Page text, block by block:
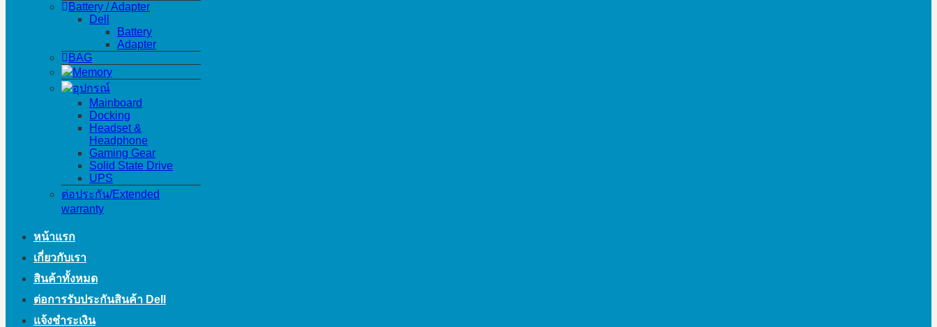
Battery / Adapter
Dell
Battery
Adapter
BAG
Memory
อุปกรณ์
Mainboard
Docking
Headset &
Headphone
Gaming Gear
Solid State Drive
UPS
ต่อประกัน/Extended
warranty
หน้าแรก
เกี่ยวกับเรา
สินค้าทั้งหมด
ต่อการรับประกันสินค้า Dell
แจ้งชำระเงิน